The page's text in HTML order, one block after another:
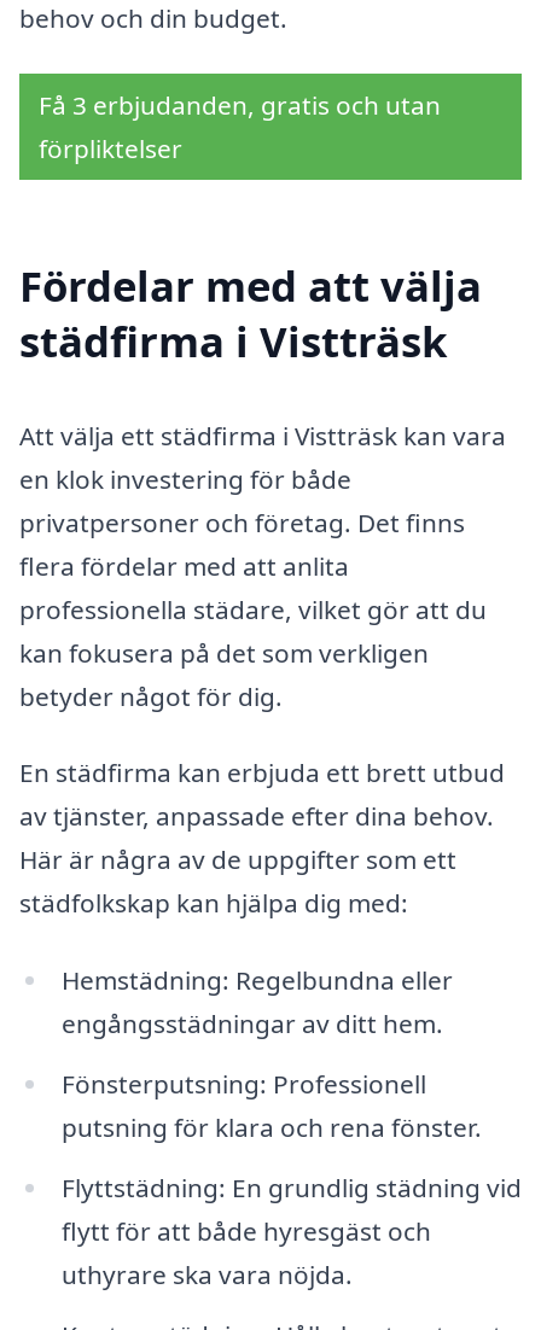
behov och din budget.
Få 3 erbjudanden, gratis och utan
förpliktelser
Fördelar med att välja
städfirma i Vistträsk
Att välja ett städfirma i Vistträsk kan vara
en klok investering för både
privatpersoner och företag. Det finns
flera fördelar med att anlita
professionella städare, vilket gör att du
kan fokusera på det som verkligen
betyder något för dig.
En städfirma kan erbjuda ett brett utbud
av tjänster, anpassade efter dina behov.
Här är några av de uppgifter som ett
städfolkskap kan hjälpa dig med:
Hemstädning: Regelbundna eller
engångsstädningar av ditt hem.
Fönsterputsning: Professionell
putsning för klara och rena fönster.
Flyttstädning: En grundlig städning vid
flytt för att både hyresgäst och
uthyrare ska vara nöjda.